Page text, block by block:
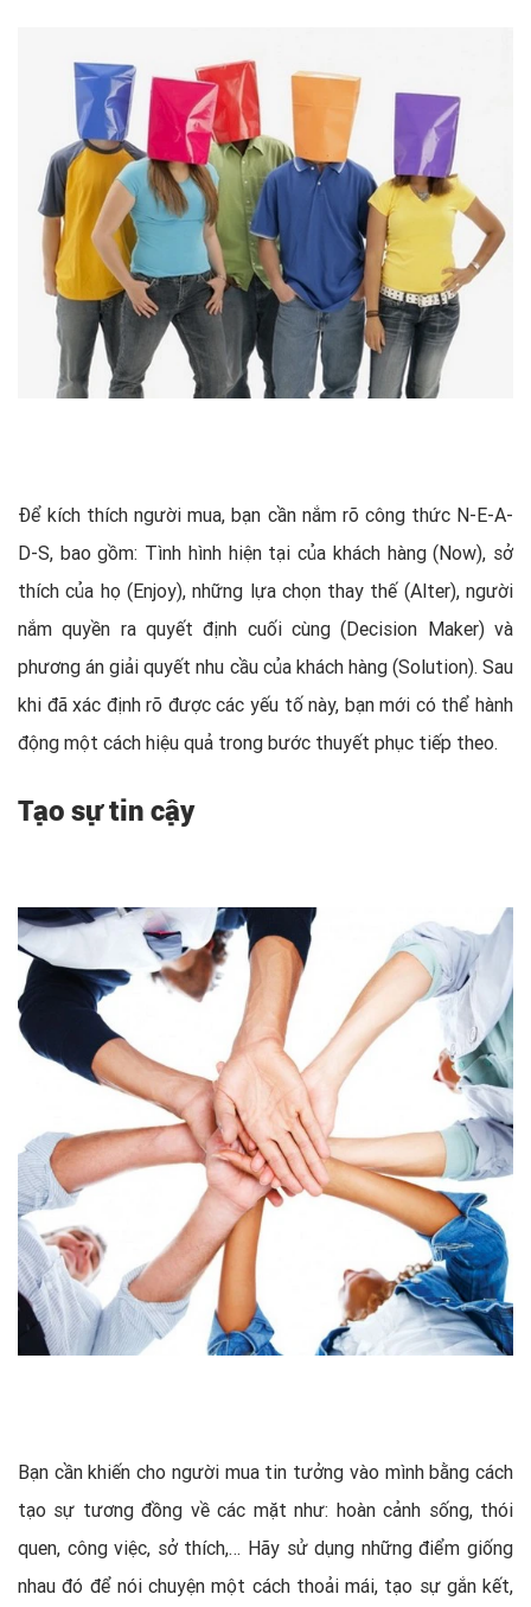
Để kích thích người mua, bạn cần nắm rõ công thức N-E-A-
D-S, bao gồm: Tình hình hiện tại của khách hàng (Now), sở
thích của họ (Enjoy), những lựa chọn thay thế (Alter), người
nắm quyền ra quyết định cuối cùng (Decision Maker) và
phương án giải quyết nhu cầu của khách hàng (Solution). Sau
khi đã xác định rõ được các yếu tố này, bạn mới có thể hành
động một cách hiệu quả trong bước thuyết phục tiếp theo.
Tạo sự tin cậy
Bạn cần khiến cho người mua tin tưởng vào mình bằng cách
tạo sự tương đồng về các mặt như: hoàn cảnh sống, thói
quen, công việc, sở thích,… Hãy sử dụng những điểm giống
nhau đó để nói chuyện một cách thoải mái, tạo sự gắn kết,